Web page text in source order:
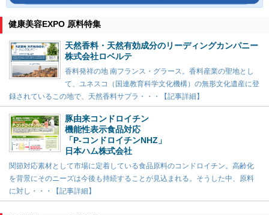
健康美容EXPO 原料特集
天然香料・天然有効成分のリーディングカンパニー
株式会社ロベルテ
香料発祥の地 南フランス・グラース。香料産業の聖地とし
て、ユネスコ（国連教育科学文化機構）の無形文化遺産に登
録されているこの地で、天然香料サプラ・・・【記事詳細】
豚由来コンドロイチン
機能性表示食品対応
「P-コンドロイチンNHZ」
日本ハム株式会社
関節対応素材として市場に定着している食品原料のコンドロイチン。高齢化
を背景にそのニーズは今後も持続することが見込まれる。そうした中、原料
に対し・・・【記事詳細】